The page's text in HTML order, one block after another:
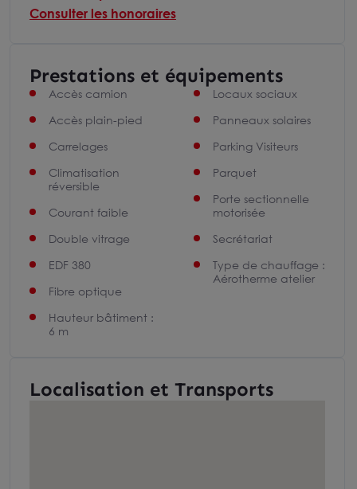
Consulter les honoraires
Prestations et équipements
Accès camion
Accès plain-pied
Carrelages
Climatisation
réversible
Courant faible
Double vitrage
EDF 380
Fibre optique
Hauteur bâtiment :
6 m
Locaux sociaux
Panneaux solaires
Parking Visiteurs
Parquet
Porte sectionnelle
motorisée
Secrétariat
Type de chauffage :
Aérotherme atelier
Localisation et Transports